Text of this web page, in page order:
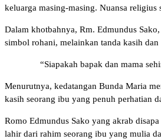
keluarga masing-masing. Nuansa
Dalam khotbahnya, Rm. Edmundus
simbol rohani, melainkan tanda kasih
“Siapakah bapak dan mama
Menurutnya, kedatangan Bunda Maria
kasih seorang ibu yang penuh perhatian
Romo Edmundus Sako yang akrab
lahir dari rahim seorang ibu yang mulia